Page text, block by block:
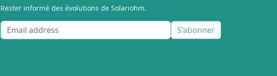
Rester informé des évolutions de Solariohm.
Email
S'abonner